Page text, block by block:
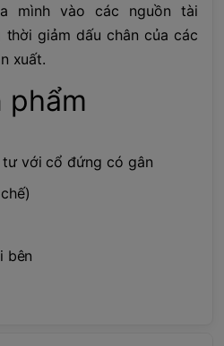
mình vào các nguồn tài
thời giảm dấu chân của các
xuất.
phẩm
với cổ đứng có gân
bên